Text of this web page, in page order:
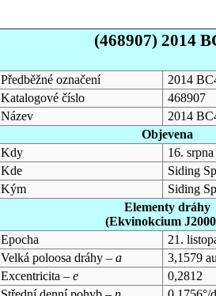
(468907) 2014
Předběžné označení
2014
Katalogové číslo
468907
Název
2014
Objevena
Kdy
16.
Kde
Siding
Kým
Siding
Elementy dráhy
(Ekvinokcium
Epocha
21.
Velká poloosa dráhy – a
3,1579
Excentricita – e
0,2812